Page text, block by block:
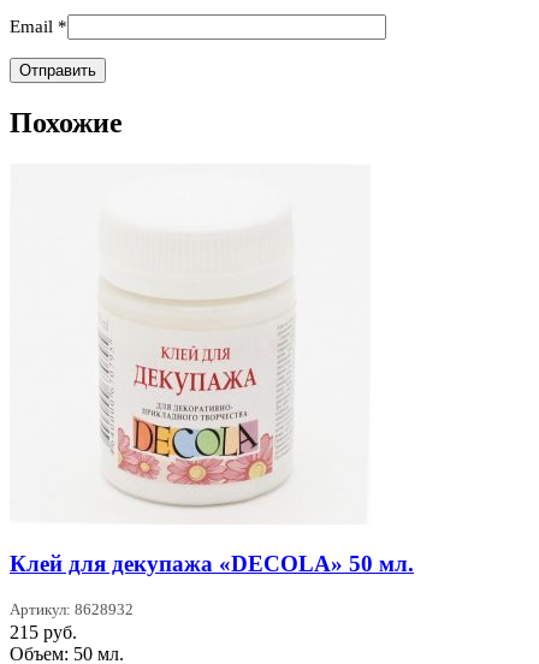
Email *
Похожие
Клей для декупажа «DECOLA» 50 мл.
Артикул: 8628932
215 руб.
Объем: 50 мл.